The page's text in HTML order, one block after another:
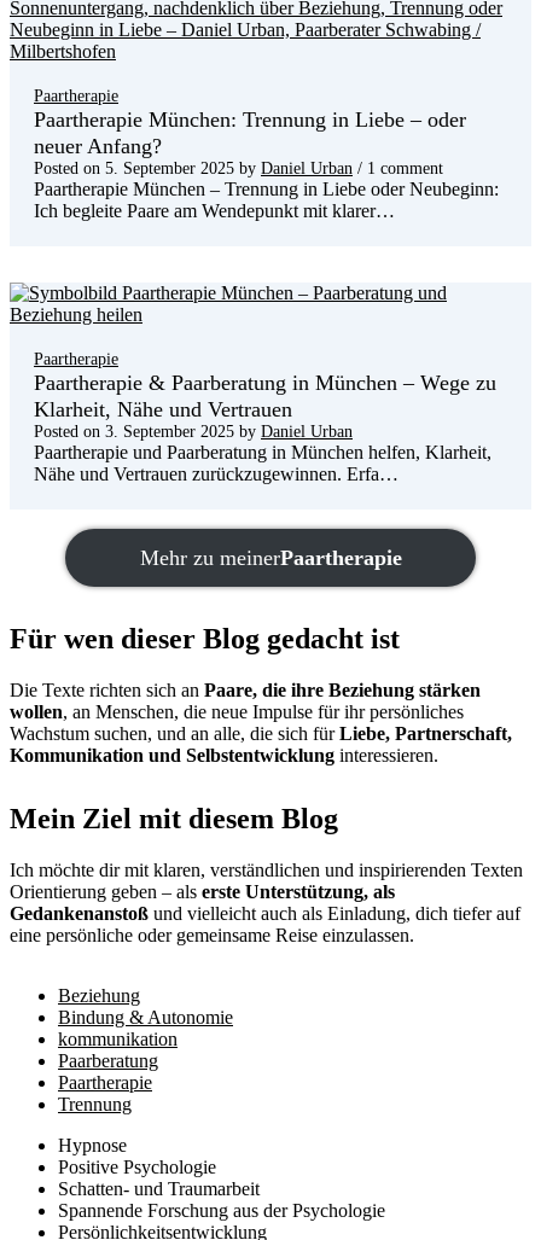
Paartherapie
Paartherapie München: Trennung in Liebe – oder
neuer Anfang?
Posted on 5. September 2025 by Daniel Urban / 1 comment
Paartherapie München – Trennung in Liebe oder Neubeginn:
Ich begleite Paare am Wendepunkt mit klarer…
Paartherapie
Paartherapie & Paarberatung in München – Wege zu
Klarheit, Nähe und Vertrauen
Posted on 3. September 2025 by Daniel Urban
Paartherapie und Paarberatung in München helfen, Klarheit,
Nähe und Vertrauen zurückzugewinnen. Erfa…
Mehr zu meinerPaartherapie
Für wen dieser Blog gedacht ist
Die Texte richten sich an Paare, die ihre Beziehung stärken
wollen, an Menschen, die neue Impulse für ihr persönliches
Wachstum suchen, und an alle, die sich fürLiebe, Partnerschaft,
Kommunikation und Selbstentwicklung interessieren.
Mein Ziel mit diesem Blog
Ich möchte dir mit klaren, verständlichen und inspirierenden Texten
Orientierung geben – als erste Unterstützung, als
Gedankenanstoß und vielleicht auch als Einladung, dich tiefer auf
eine persönliche oder gemeinsame Reise einzulassen.
Beziehung
Bindung & Autonomie
kommunikation
Paarberatung
Paartherapie
Trennung
Hypnose
Positive Psychologie
Schatten- und Traumarbeit
Spannende Forschung aus der Psychologie
Persönlichkeitsentwicklung